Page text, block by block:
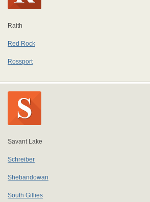
Raith
Red Rock
Rossport
Savant Lake
Schreiber
Shebandowan
South Gillies